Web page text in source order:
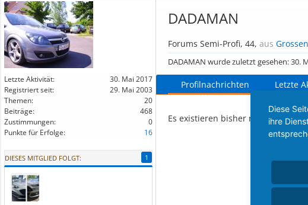
Letzte Aktivität:
30. Mai 2017
Registriert seit:
29. Mai 2003
Themen:
20
Beiträge:
468
Zustimmungen:
0
Punkte für Erfolge:
16
DIESES MITGLIED FOLGT: 1
DADAMAN
Forums Semi-Profi, 44, aus
DADAMAN wurde zuletzt gesehen:30.
Profilnachrichten Letzte
Es existieren bisher noch keine
Diese
ihre